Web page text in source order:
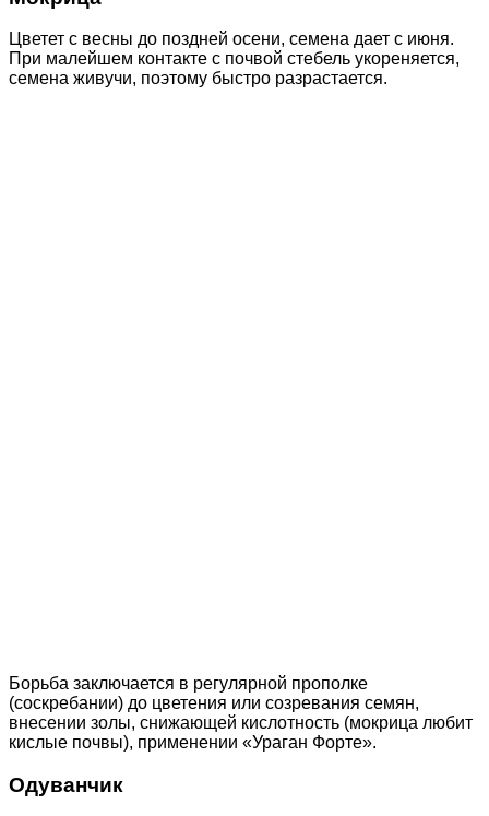
Цветет с весны до поздней осени, семена дает с июня.
При малейшем контакте с почвой стебель укореняется,
семена живучи, поэтому быстро разрастается.
Борьба заключается в регулярной прополке
(соскребании) до цветения или созревания семян,
внесении золы, снижающей кислотность (мокрица любит
кислые почвы), применении «Ураган Форте».
Одуванчик